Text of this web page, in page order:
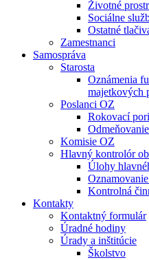
Životné
Sociálne
Ostatné
Zamestnanci
Samospráva
Starosta
Oznámenia
majetkových
Poslanci OZ
Rokovací
Komisie OZ
Hlavný kontrolór
Úlohy
Kontrolná
Kontakty
Kontaktný formulár
Úradné hodiny
Úrady a inštitúcie
Školstvo